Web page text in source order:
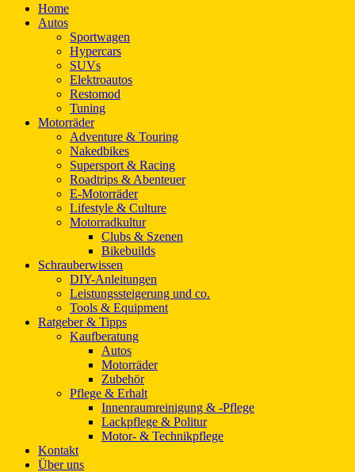
Home
Autos
Sportwagen
Hypercars
SUVs
Elektroautos
Restomod
Tuning
Motorräder
Adventure & Touring
Nakedbikes
Supersport & Racing
Roadtrips & Abenteuer
E-Motorräder
Lifestyle & Culture
Motorradkultur
Clubs & Szenen
Bikebuilds
Schrauberwissen
DIY-Anleitungen
Leistungssteigerung und co.
Tools & Equipment
Ratgeber & Tipps
Kaufberatung
Autos
Motorräder
Zubehör
Pflege & Erhalt
Innenraumreinigung & -Pflege
Lackpflege & Politur
Motor- & Technikpflege
Kontakt
Über uns